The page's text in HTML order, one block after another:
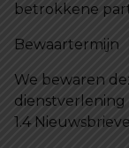
betrokkene
Bewaartermijn
We bewaren
dienstverlening
1.4